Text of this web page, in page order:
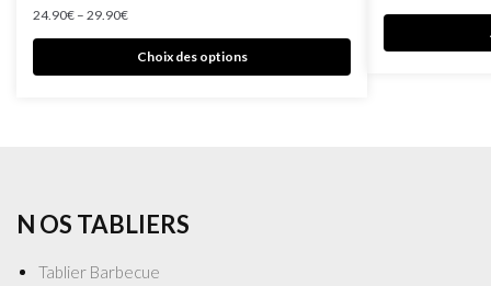
24.90€ – 29.90€
Choix des options
N OS TABLIERS
Tablier Barbecue